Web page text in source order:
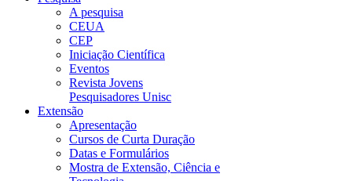
A pesquisa
CEUA
CEP
Iniciação Científica
Eventos
Revista Jovens
Pesquisadores Unisc
Extensão
Apresentação
Cursos de Curta Duração
Datas e Formulários
Mostra de Extensão, Ciência e